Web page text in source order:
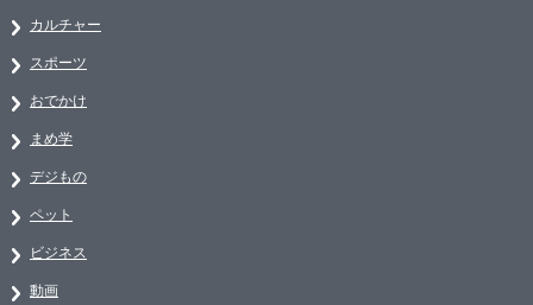
カルチャー
スポーツ
おでかけ
まめ学
デジもの
ペット
ビジネス
動画